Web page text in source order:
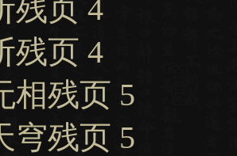
残页 4
残页 4
相残页 5
穹残页 5